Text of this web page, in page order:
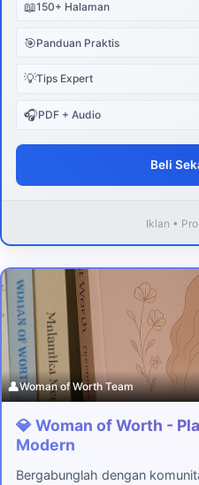
📖150+ Halaman
🎯Panduan Praktis
💡Tips Expert
🎧PDF + Audio
Beli
Iklan •
👤Woman of Worth Team
💎 Woman of Worth -
Modern
Bergabunglah dengan